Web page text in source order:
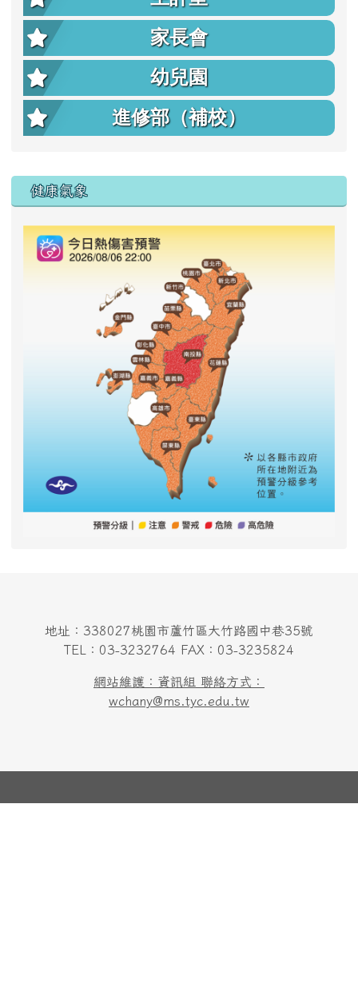
家長會
幼兒園
進修部（補校）
右邊區域內容
健康氣象
地址：338027桃園市蘆竹區大竹路國中巷35號
TEL：03-3232764 FAX：03-3235824
網站維護：資訊組 聯絡方式：
wchany@ms.tyc.edu.tw